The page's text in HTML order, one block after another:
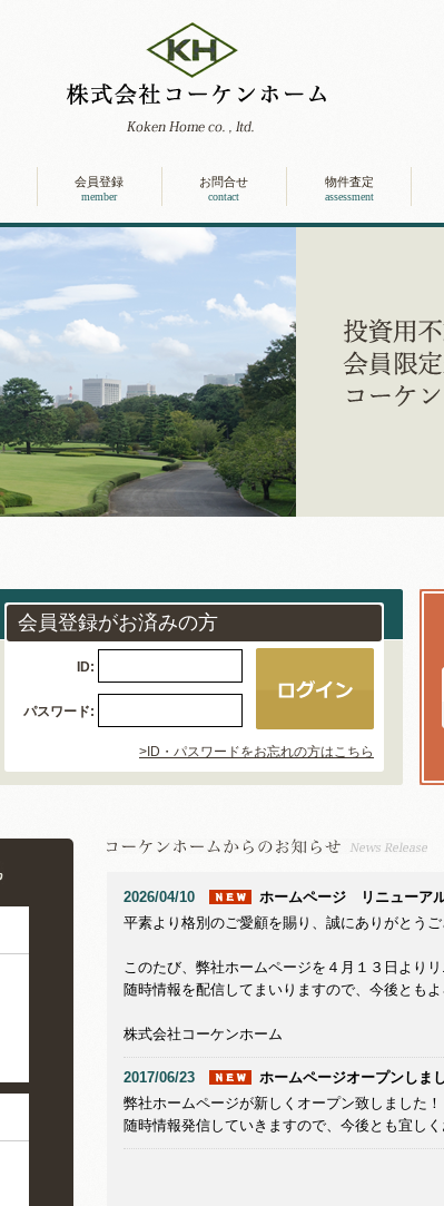
会員登録
member
お問合せ
contact
物件査定
assessment
会員登録がお済みの方
ID:
パスワード:
>ID・パスワードをお忘れの方はこちら
2026/04/10
ホームページ リニューア
平素より格別のご愛顧を賜り、誠にありがとうご
このたび、弊社ホームページを４月１３日よりリ
随時情報を配信してまいりますので、今後ともよ
株式会社コーケンホーム
2017/06/23
ホームページオープンしま
弊社ホームページが新しくオープン致しました！
随時情報発信していきますので、今後とも宜しく